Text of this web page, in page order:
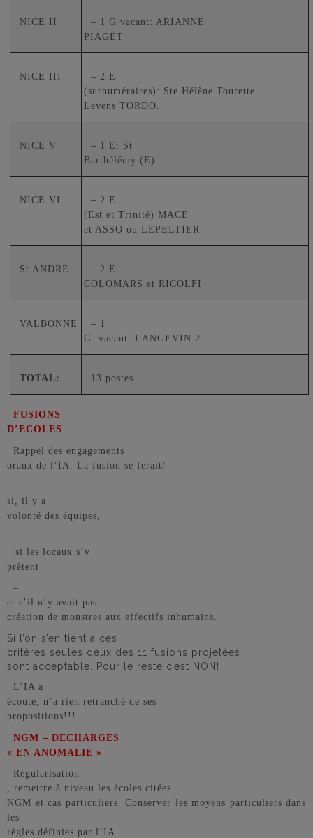
NICE II
– 1 G vacant: ARIANNE
PIAGET
NICE III
– 2 E
(surnuméraires): Ste Hélène Tourette
Levens TORDO.
NICE V
– 1 E: St
Barthélémy (E)
NICE VI
– 2 E
(Est et Trinité) MACE
et ASSO ou LEPELTIER
St ANDRE
– 2 E
COLOMARS et RICOLFI
VALBONNE
– 1
G: vacant. LANGEVIN 2
TOTAL: 13 postes
FUSIONS
D’ECOLES
Rappel des engagements
oraux de l’IA: La fusion se ferait/
–
si, il y a
volonté des équipes,
–
si les locaux s’y
prêtent
–
et s’il n’y avait pas
création de monstres aux effectifs inhumains.
Si l’on s’en tient à ces
critères seules deux des 11 fusions projetées
sont acceptable. Pour le reste c’est NON!
L’IA a
écouté, n’a rien retranché de ses
propositions!!!
NGM – DECHARGES
« EN ANOMALIE »
Régularisation
, remettre à niveau les écoles citées
NGM et cas particuliers. Conserver les moyens particuliers dans
les
règles définies par l’IA